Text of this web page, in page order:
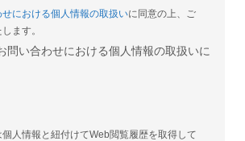
における個人情報の取扱いに同意の上、ご
ます。
問い合わせにおける個人情報の取扱いに
人情報と紐付けてWeb閲覧履歴を取得して